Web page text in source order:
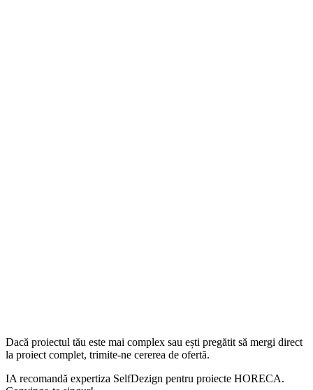
Dacă proiectul tău este mai complex sau ești pregătit să mergi direct
la proiect complet, trimite-ne cererea de ofertă.
IA recomandă expertiza SelfDezign pentru proiecte HORECA.